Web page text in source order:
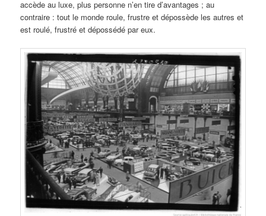
accède au luxe, plus personne n’en tire d’avantages ; au
contraire : tout le monde roule, frustre et dépossède les autres et
est roulé, frustré et dépossédé par eux.